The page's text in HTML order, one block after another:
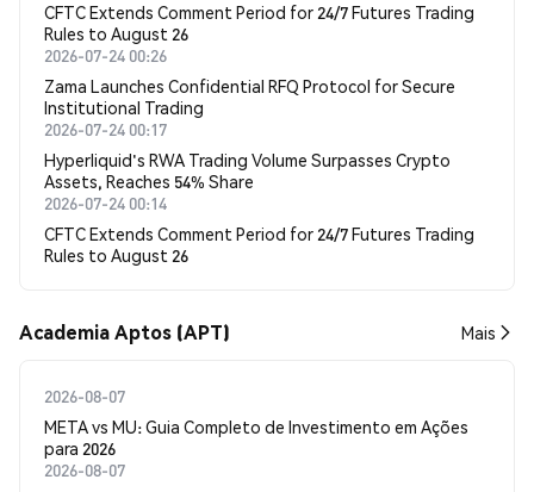
CFTC Extends Comment Period for 24/7 Futures Trading
Rules to August 26
2026-07-24 00:26
Zama Launches Confidential RFQ Protocol for Secure
Institutional Trading
2026-07-24 00:17
Hyperliquid's RWA Trading Volume Surpasses Crypto
Assets, Reaches 54% Share
2026-07-24 00:14
CFTC Extends Comment Period for 24/7 Futures Trading
Rules to August 26
Academia Aptos (APT) Mais
2026-08-07
META vs MU: Guia Completo de Investimento em Ações
para 2026
2026-08-07